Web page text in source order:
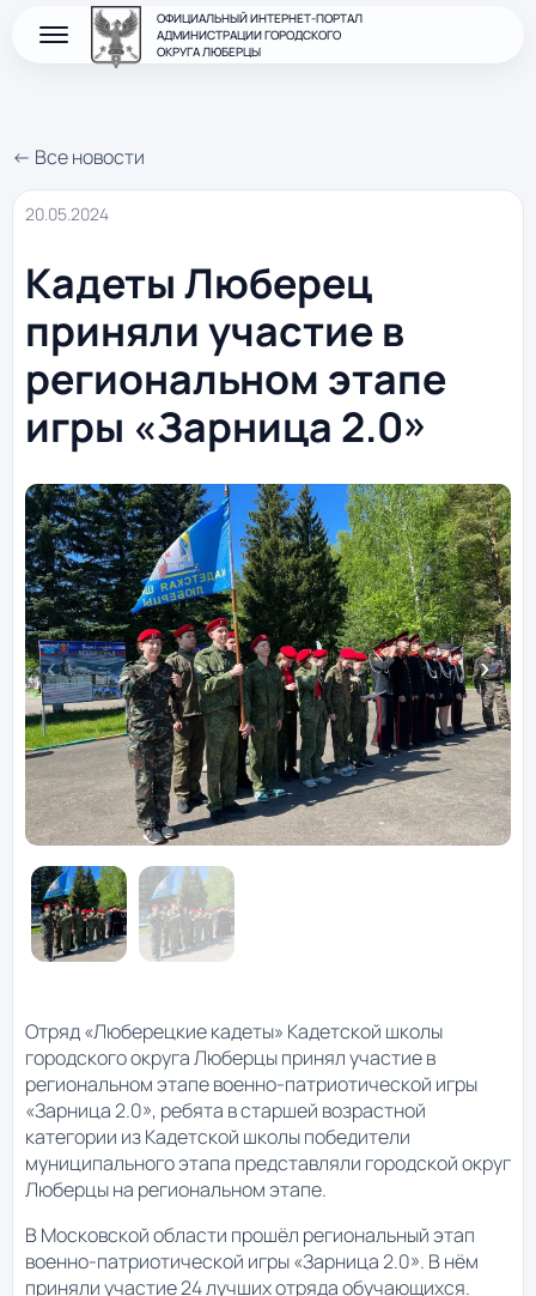
ОФИЦИАЛЬНЫЙ ИНТЕРНЕТ-ПОРТАЛ
АДМИНИСТРАЦИИ ГОРОДСКОГО
ОКРУГА ЛЮБЕРЦЫ
← Все новости
20.05.2024
Кадеты Люберец
приняли участие в
региональном этапе
игры «Зарница 2.0»
Отряд «Люберецкие кадеты» Кадетской школы
городского округа Люберцы принял участие в
региональном этапе военно-патриотической игры
«Зарница 2.0», ребята в старшей возрастной
категории из Кадетской школы победители
муниципального этапа представляли городской округ
Люберцы на региональном этапе.
В Московской области прошёл региональный этап
военно-патриотической игры «Зарница 2.0». В нём
приняли участие 24 лучших отряда обучающихся.